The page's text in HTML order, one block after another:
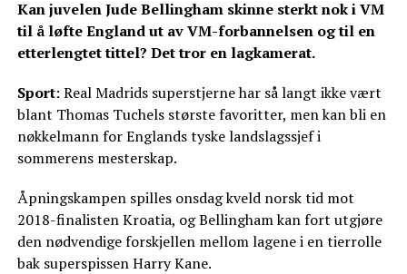
Kan juvelen Jude Bellingham skinne sterkt nok i VM
til å løfte England ut av VM-forbannelsen og til en
etterlengtet tittel? Det tror en lagkamerat.
Sport: Real Madrids superstjerne har så langt ikke vært
blant Thomas Tuchels største favoritter, men kan bli en
nøkkelmann for Englands tyske landslagssjef i
sommerens mesterskap.
Åpningskampen spilles onsdag kveld norsk tid mot
2018-finalisten Kroatia, og Bellingham kan fort utgjøre
den nødvendige forskjellen mellom lagene i en tierrolle
bak superspissen Harry Kane.